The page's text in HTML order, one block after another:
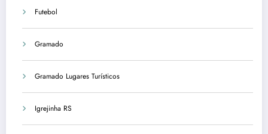
Futebol
Gramado
Gramado Lugares Turísticos
Igrejinha RS